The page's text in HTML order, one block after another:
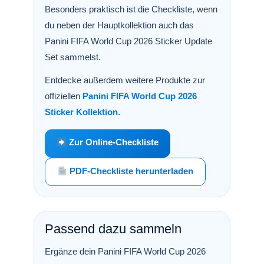
Besonders praktisch ist die Checkliste, wenn
du neben der Hauptkollektion auch das
Panini FIFA World Cup 2026 Sticker Update
Set sammelst.
Entdecke außerdem weitere Produkte zur
offiziellen Panini FIFA World Cup 2026
Sticker Kollektion.
Zur Online-Checkliste
PDF-Checkliste herunterladen
Passend dazu sammeln
Ergänze dein Panini FIFA World Cup 2026